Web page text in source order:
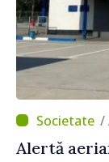
Alertă